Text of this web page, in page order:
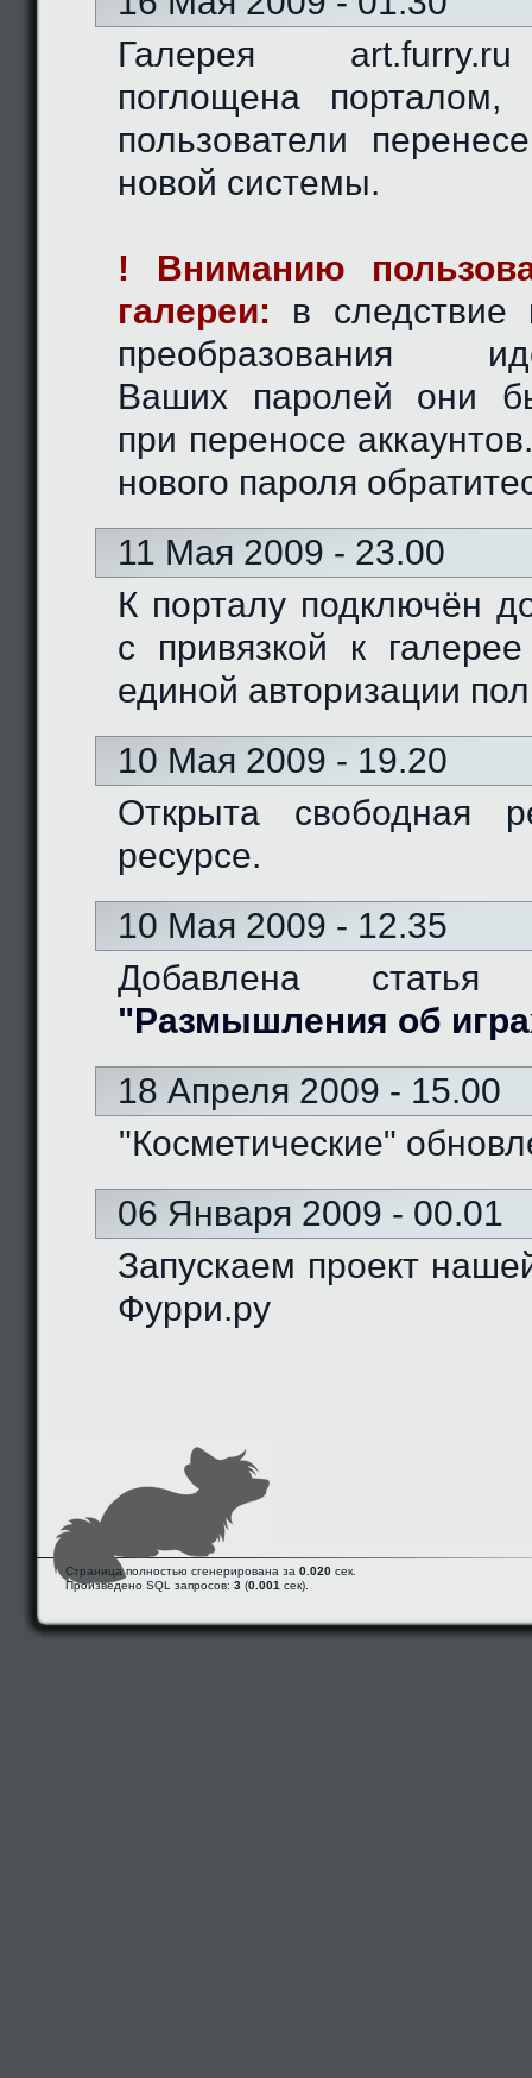
Галерея
поглощена
пользователи
новой системы.
! Вниманию
галереи: в следствие
преобразования
Ваших паролей они
при переносе
нового пароля
11 Мая 2009 - 23.00
К порталу подключён
с привязкой к
единой авторизации
10 Мая 2009 - 19.20
Открыта свободная
ресурсе.
10 Мая 2009 - 12.35
Добавлена
"Размышления об
18 Апреля 2009 - 15.00
"Косметические"
06 Января 2009 - 00.01
Запускаем проект
Фурри.ру
Страница полностью сгенерирована за 0.020 сек.
Произведено SQL запросов: 3 (0.001 сек).